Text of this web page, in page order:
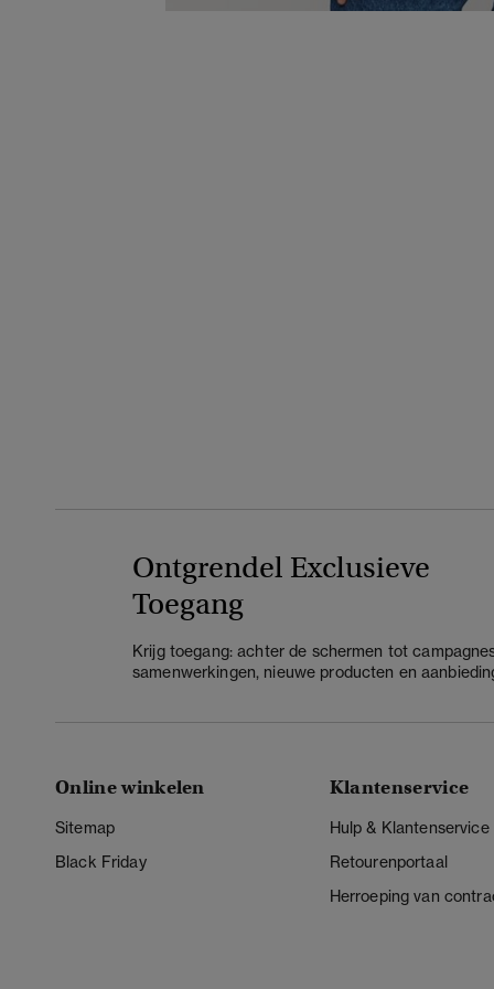
Ontgrendel Exclusieve
Toegang
Krijg toegang: achter de schermen tot
samenwerkingen, nieuwe producten en
Online winkelen
Sitemap
Black Friday
Klantenservice
Hulp & Klantenservice
Retourenportaal
Herroeping van